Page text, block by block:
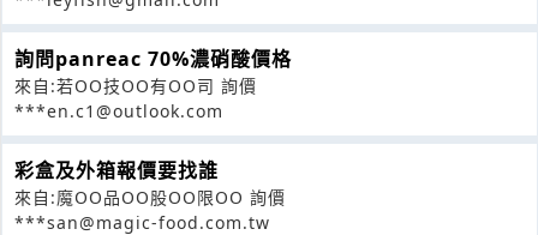
詢問panreac 70%濃硝酸價格
來自:若OO技OO有OO司 詢價
***en.c1@outlook.com
彩盒及外箱報價要找誰
來自:魔OO品OO股OO限OO 詢價
***san@magic-food.com.tw